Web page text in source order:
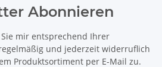
Abonnieren
mir entsprechend Ihrer
und jederzeit widerruflich
Produktsortiment per E-Mail zu.